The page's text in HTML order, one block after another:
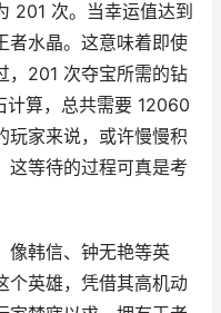
201 次。当幸运值达到
者水晶。这意味着即使
，201 次夺宝所需的钻
计算，总共需要 12060
玩家来说，或许慢慢积
这等待的过程可真是考
像韩信、钟无艳等英
个英雄，凭借其高机动